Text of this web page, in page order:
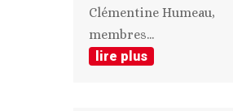
Clémentine Humeau,
membres...
lire plus